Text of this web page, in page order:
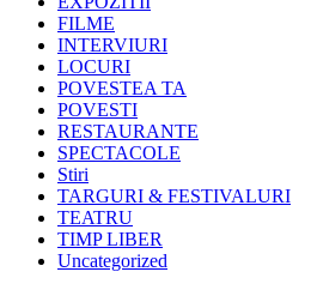
FILME
INTERVIURI
LOCURI
POVESTEA TA
POVESTI
RESTAURANTE
SPECTACOLE
Stiri
TARGURI & FESTIVALURI
TEATRU
TIMP LIBER
Uncategorized